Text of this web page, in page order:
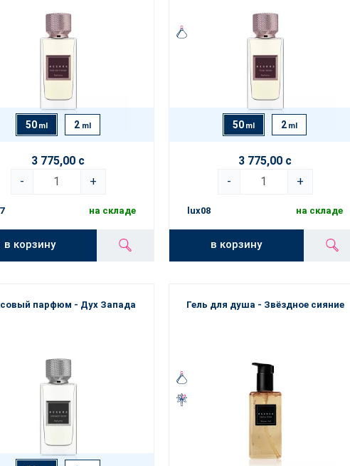
50 ml 2 ml
3 775,00 с
-
+
на складе
в корзину
50 ml 2 ml
3 775,00 с
-
+
lux08 на складе
в корзину
парфюм - Дух Запада Гель для душа - Звёздное сияние